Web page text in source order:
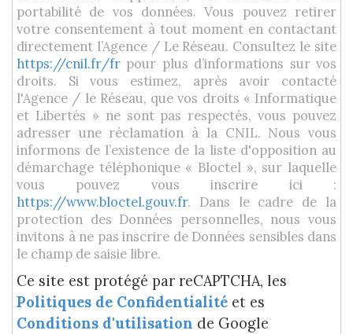
portabilité de vos données. Vous pouvez retirer
votre consentement à tout moment en contactant
directement l’Agence / Le Réseau. Consultez le site
https://cnil.fr/fr pour plus d’informations sur vos
droits. Si vous estimez, après avoir contacté
l'Agence / le Réseau, que vos droits « Informatique
et Libertés » ne sont pas respectés, vous pouvez
adresser une réclamation à la CNIL. Nous vous
informons de l’existence de la liste d'opposition au
démarchage téléphonique « Bloctel », sur laquelle
vous pouvez vous inscrire ici :
https://www.bloctel.gouv.fr. Dans le cadre de la
protection des Données personnelles, nous vous
invitons à ne pas inscrire de Données sensibles dans
le champ de saisie libre.
Ce site est protégé par reCAPTCHA, les
Politiques de Confidentialité et es
Conditions d'utilisation de Google